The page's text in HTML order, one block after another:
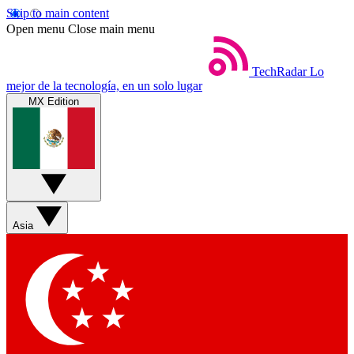
Skip to main content
Open menu Close main menu
TechRadar Lo
mejor de la tecnología, en un solo lugar
MX Edition
Asia